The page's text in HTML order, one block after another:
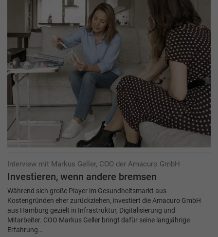
Interview mit Markus Geller, COO der Amacuro GmbH
Investieren, wenn andere bremsen
Während sich große Player im Gesundheitsmarkt aus
Kostengründen eher zurückziehen, investiert die Amacuro GmbH
aus Hamburg gezielt in Infrastruktur, Digitalisierung und
Mitarbeiter. COO Markus Geller bringt dafür seine langjährige
Erfahrung…